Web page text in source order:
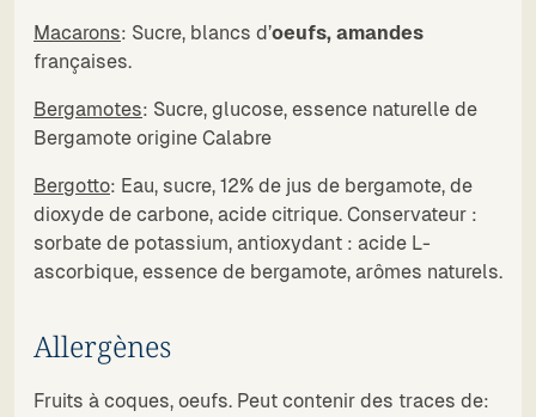
Macarons: Sucre, blancs d’oeufs, amandes
françaises.
Bergamotes: Sucre, glucose, essence naturelle de
Bergamote origine Calabre
Bergotto: Eau, sucre, 12% de jus de bergamote, de
dioxyde de carbone, acide citrique. Conservateur :
sorbate de potassium, antioxydant : acide L-
ascorbique, essence de bergamote, arômes naturels.
Allergènes
Fruits à coques, oeufs. Peut contenir des traces de: